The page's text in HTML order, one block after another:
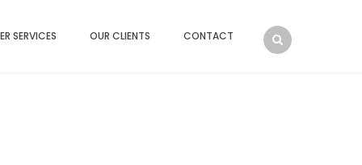
SERVICES OUR CLIENTS CONTACT